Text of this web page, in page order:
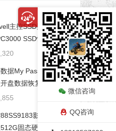
主控SSD数据恢复难
SSD恢复Sandis
II, SSD Plus和WD Bl
06/29
据My Passport移动
盘数据恢复成功
影驰M.2固态
固态硬盘数据恢复
微信咨询
QQ咨询